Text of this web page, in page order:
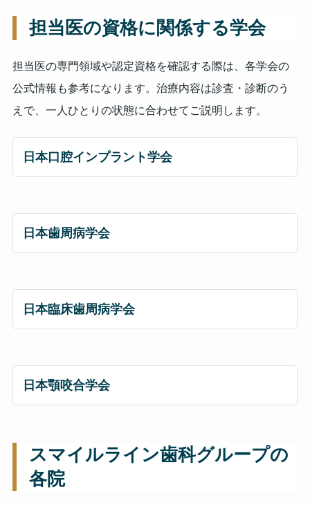
担当医の資格に関係する学会
担当医の専門領域や認定資格を確認する際は、各学会の
公式情報も参考になります。治療内容は診査・診断のう
えで、一人ひとりの状態に合わせてご説明します。
日本口腔インプラント学会
日本歯周病学会
日本臨床歯周病学会
日本顎咬合学会
スマイルライン歯科グループの
各院